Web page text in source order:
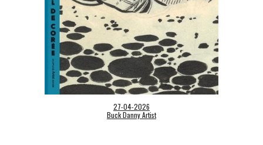
27-04-2026
Buck Danny Artist